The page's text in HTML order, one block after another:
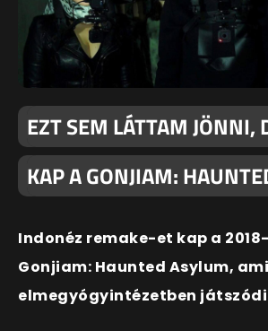
EZT SEM LÁTTAM JÖNNI,
KAP A GONJIAM:
Indonéz remake-et kap a
Gonjiam: Haunted Asylum,
elmegyógyintézetben